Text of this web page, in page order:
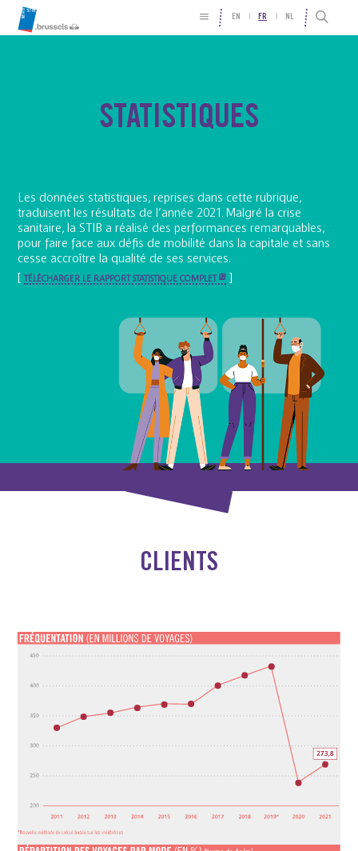
EN FR NL
STATISTIQUES
Les données statistiques, reprises dans cette rubrique,
traduisent les résultats de l’année 2021. Malgré la crise
sanitaire, la STIB a réalisé des performances remarquables,
pour faire face aux défis de mobilité dans la capitale et sans
cesse accroître la qualité de ses services.
[TÉLÉCHARGER LE RAPPORT STATISTIQUE COMPLET
CLIENTS